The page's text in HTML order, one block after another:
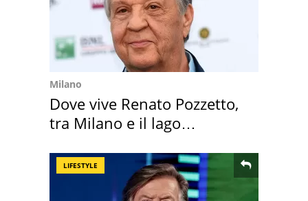
Milano
Dove vive Renato Pozzetto,
tra Milano e il lago
LIFESTYLE